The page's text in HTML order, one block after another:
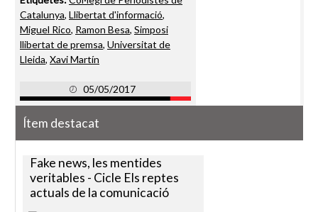
Catalunya, Llibertat d'informació,
Miguel Rico, Ramon Besa, Simposi
llibertat de premsa, Universitat de
Lleida, Xavi Martín
05/05/2017
Ítem destacat
Fake news, les mentides
veritables - Cicle Els reptes
actuals de la comunicació